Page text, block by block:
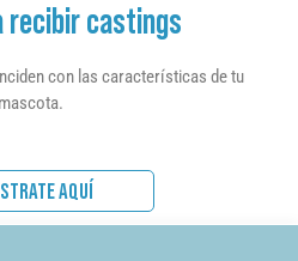
recibir castings
con las características de tu
mascota.
AQUÍ